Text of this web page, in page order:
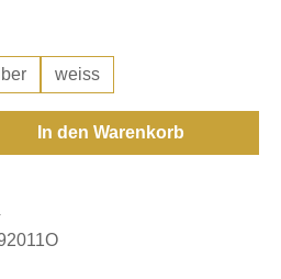
weiss
den gewünschten
In den Warenkorb